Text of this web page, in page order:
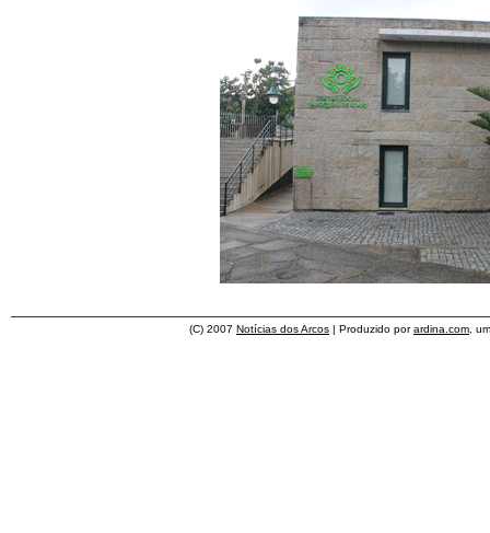
(C) 2007 Notícias dos Arcos | Produzido porardina.com ,